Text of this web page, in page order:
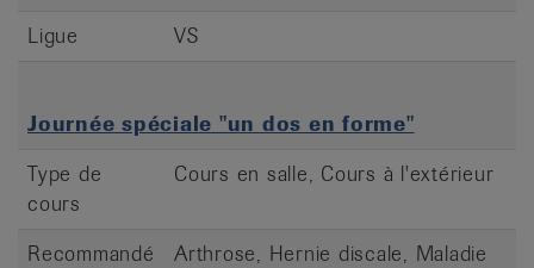
Ligue
VS
Journée spéciale "un dos en forme"
Type de
cours
Cours en salle, Cours à l'extérieur
Recommandé
Arthrose, Hernie discale, Maladie